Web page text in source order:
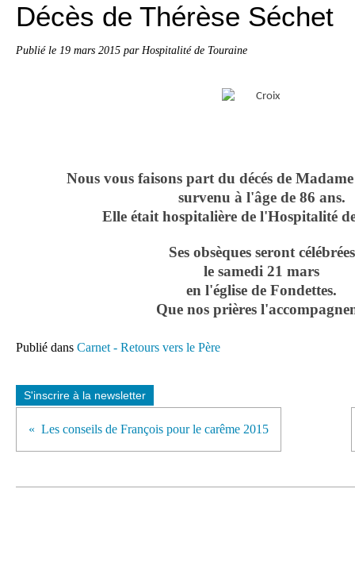
Décès de Thérèse Séchet
Publié le 19 mars 2015 par Hospitalité de Touraine
Nous vous faisons part du décés de Madame
survenu à l'âge de 86 ans.
Elle était hospitalière de l'Hospitalité
Ses obsèques seront célébrées
le samedi 21 mars
en l'église de Fondettes.
Que nos prières
Publié dans Carnet - Retours vers le Père
S'inscrire à la newsletter
Les conseils de François pour le carême 2015